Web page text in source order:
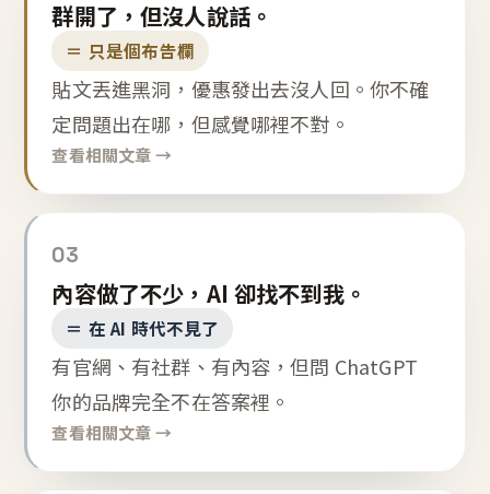
群開了，但沒人說話。
＝ 只是個布告欄
貼文丟進黑洞，優惠發出去沒人回。你不確
定問題出在哪，但感覺哪裡不對。
查看相關文章 →
03
內容做了不少，AI 卻找不到我。
＝ 在 AI 時代不見了
有官網、有社群、有內容，但問 ChatGPT
你的品牌完全不在答案裡。
查看相關文章 →